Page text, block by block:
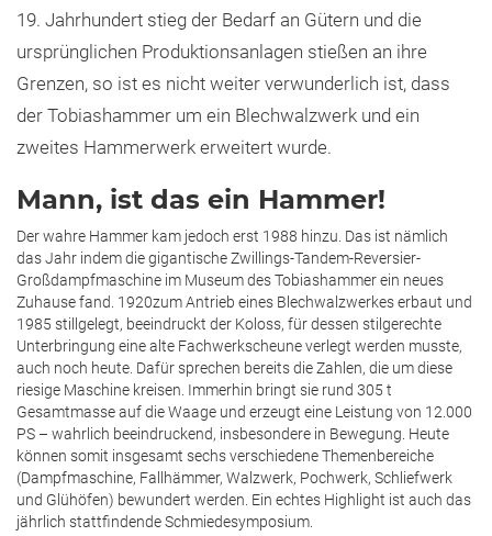
19. Jahrhundert stieg der Bedarf an Gütern und die
ursprünglichen Produktionsanlagen stießen an ihre
Grenzen, so ist es nicht weiter verwunderlich ist, dass
der Tobiashammer um ein Blechwalzwerk und ein
zweites Hammerwerk erweitert wurde.
Mann, ist das ein Hammer!
Der wahre Hammer kam jedoch erst 1988 hinzu. Das ist nämlich
das Jahr indem die gigantische Zwillings-Tandem-Reversier-
Großdampfmaschine im Museum des Tobiashammer ein neues
Zuhause fand. 1920zum Antrieb eines Blechwalzwerkes erbaut und
1985 stillgelegt, beeindruckt der Koloss, für dessen stilgerechte
Unterbringung eine alte Fachwerkscheune verlegt werden musste,
auch noch heute. Dafür sprechen bereits die Zahlen, die um diese
riesige Maschine kreisen. Immerhin bringt sie rund 305 t
Gesamtmasse auf die Waage und erzeugt eine Leistung von 12.000
PS – wahrlich beeindruckend, insbesondere in Bewegung. Heute
können somit insgesamt sechs verschiedene Themenbereiche
(Dampfmaschine, Fallhämmer, Walzwerk, Pochwerk, Schliefwerk
und Glühöfen) bewundert werden. Ein echtes Highlight ist auch das
jährlich stattfindende Schmiedesymposium.